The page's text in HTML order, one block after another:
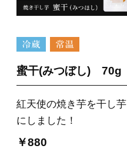
蜜干(みつぼし) 70g
紅天使の焼き芋を干し芋
にしました！
￥880